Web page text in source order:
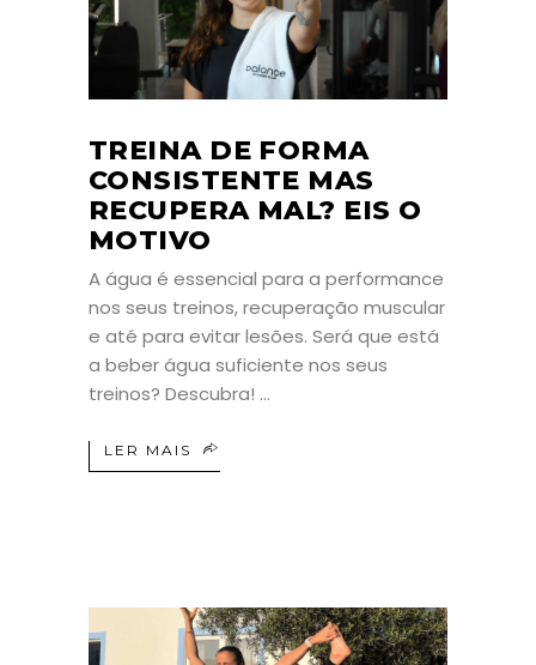
TREINA DE FORMA
CONSISTENTE MAS
RECUPERA MAL? EIS O
MOTIVO
A água é essencial para a performance
nos seus treinos, recuperação muscular
e até para evitar lesões. Será que está
a beber água suficiente nos seus
treinos? Descubra!
LER MAIS